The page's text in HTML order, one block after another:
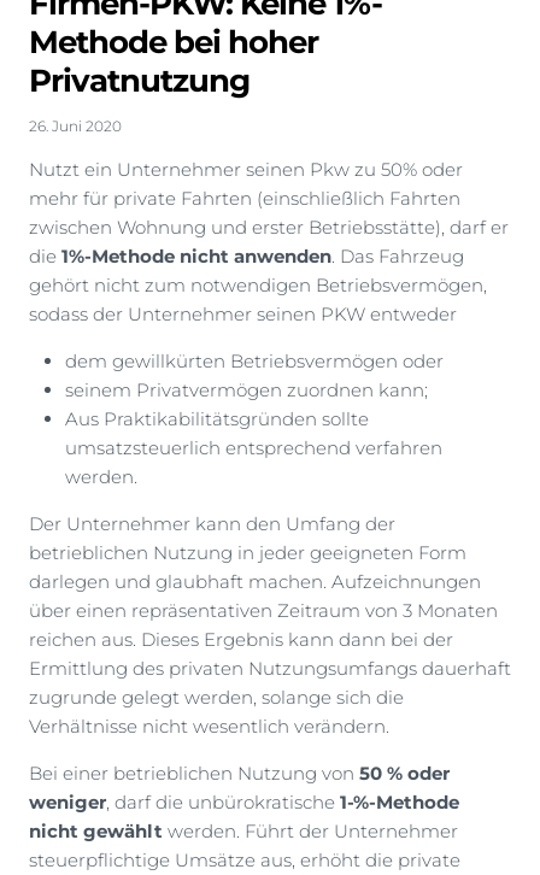
Methode bei hoher
Privatnutzung
26. Juni 2020
Nutzt ein Unternehmer seinen Pkw zu 50% oder
mehr für private Fahrten (einschließlich Fahrten
zwischen Wohnung und erster Betriebsstätte), darf er
die 1%-Methode nicht anwenden . Das Fahrzeug
gehört nicht zum notwendigen Betriebsvermögen,
sodass der Unternehmer seinen PKW entweder
dem gewillkürten Betriebsvermögen oder
seinem Privatvermögen zuordnen kann;
Aus Praktikabilitätsgründen sollte
umsatzsteuerlich entsprechend verfahren
werden.
Der Unternehmer kann den Umfang der
betrieblichen Nutzung in jeder geeigneten Form
darlegen und glaubhaft machen. Aufzeichnungen
über einen repräsentativen Zeitraum von 3 Monaten
reichen aus. Dieses Ergebnis kann dann bei der
Ermittlung des privaten Nutzungsumfangs dauerhaft
zugrunde gelegt werden, solange sich die
Verhältnisse nicht wesentlich verändern.
Bei einer betrieblichen Nutzung von 50 % oder
weniger , darf die unbürokratische 1-%-Methode
nicht gewählt werden. Führt der Unternehmer
steuerpflichtige Umsätze aus, erhöht die private